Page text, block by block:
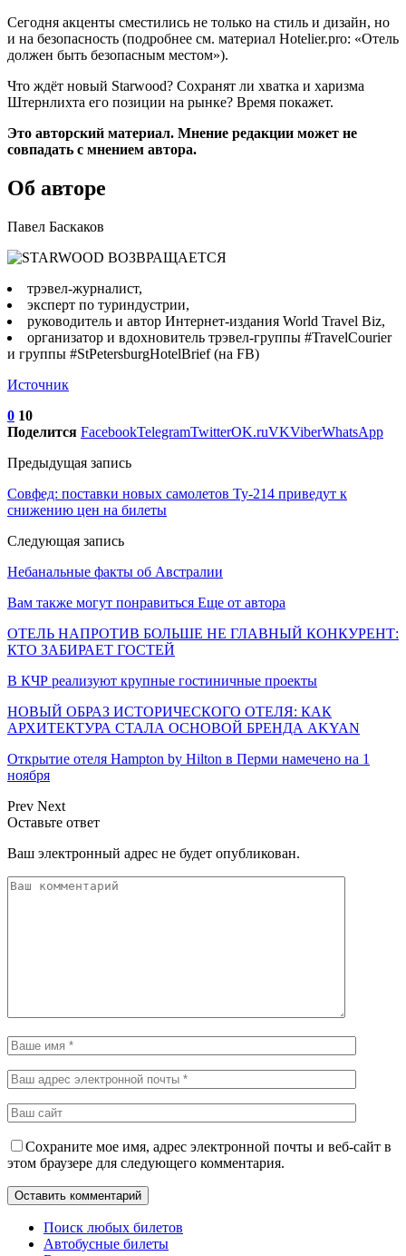
Сегодня акценты сместились не только на стиль и дизайн, но
и на безопасность (подробнее см. материал Hotelier.pro: «Отель
должен быть безопасным местом»).
Что ждёт новый Starwood? Сохранят ли хватка и харизма
Штернлихта его позиции на рынке? Время покажет.
Это авторский материал. Мнение редакции может не
совпадать с мнением автора.
Об авторе
Павел Баскаков
трэвел-журналист,
эксперт по туриндустрии,
руководитель и автор Интернет-издания World Travel Biz,
организатор и вдохновитель трэвел-группы #TravelCourier
и группы #StPetersburgHotelBrief (на FB)
Источник
0 10
Поделится FacebookTelegramTwitterOK.ruVKViberWhatsApp
Предыдущая запись
Совфед: поставки новых самолетов Ту-214 приведут к
снижению цен на билеты
Следующая запись
Небанальные факты об Австралии
Вам также могут понравиться Еще от автора
ОТЕЛЬ НАПРОТИВ БОЛЬШЕ НЕ ГЛАВНЫЙ КОНКУРЕНТ:
КТО ЗАБИРАЕТ ГОСТЕЙ
В КЧР реализуют крупные гостиничные проекты
НОВЫЙ ОБРАЗ ИСТОРИЧЕСКОГО ОТЕЛЯ: КАК
АРХИТЕКТУРА СТАЛА ОСНОВОЙ БРЕНДА AKYAN
Открытие отеля Hampton by Hilton в Перми намечено на 1
ноября
Prev Next
Оставьте ответ
Ваш электронный адрес не будет опубликован.
Сохраните мое имя, адрес электронной почты и веб-сайт в
этом браузере для следующего комментария.
Поиск любых билетов
Автобусные билеты